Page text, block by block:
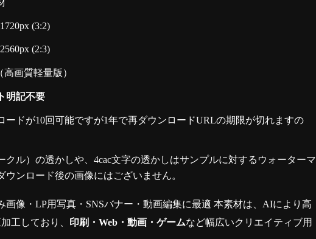
(3:2)
(2:3)
高画質軽量版）
明記不要
ードが10回可能ですが1年で再ダウンロードURLの期限が切れますの
クル）の透かしや、4cac文字の透かしはサンプルに対するウォーターマ
ウンロード後の画像にはございません。
画像・LP用写真・SNSバナー・動画編集に最適 本素材は、AIにより高
工しており、 印刷・Web・動画・ゲームなど幅広いクリエイティブ用